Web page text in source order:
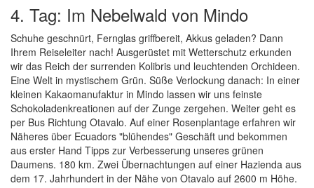
4. Tag: Im Nebelwald von Mindo
Schuhe geschnürt, Fernglas griffbereit, Akkus geladen? Dann
Ihrem Reiseleiter nach! Ausgerüstet mit Wetterschutz erkunden
wir das Reich der surrenden Kolibris und leuchtenden Orchideen.
Eine Welt in mystischem Grün. Süße Verlockung danach: In einer
kleinen Kakaomanufaktur in Mindo lassen wir uns feinste
Schokoladenkreationen auf der Zunge zergehen. Weiter geht es
per Bus Richtung Otavalo. Auf einer Rosenplantage erfahren wir
Näheres über Ecuadors "blühendes" Geschäft und bekommen
aus erster Hand Tipps zur Verbesserung unseres grünen
Daumens. 180 km. Zwei Übernachtungen auf einer Hazienda aus
dem 17. Jahrhundert in der Nähe von Otavalo auf 2600 m Höhe.